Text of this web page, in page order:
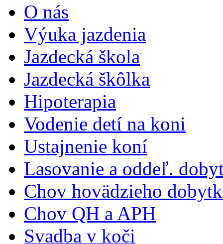
O nás
Výuka jazdenia
Jazdecká škola
Jazdecká škôlka
Hipoterapia
Vodenie detí na koni
Ustajnenie koní
Lasovanie a oddeľ.
Chov hovädzieho
Chov QH a APH
Svadba v koči